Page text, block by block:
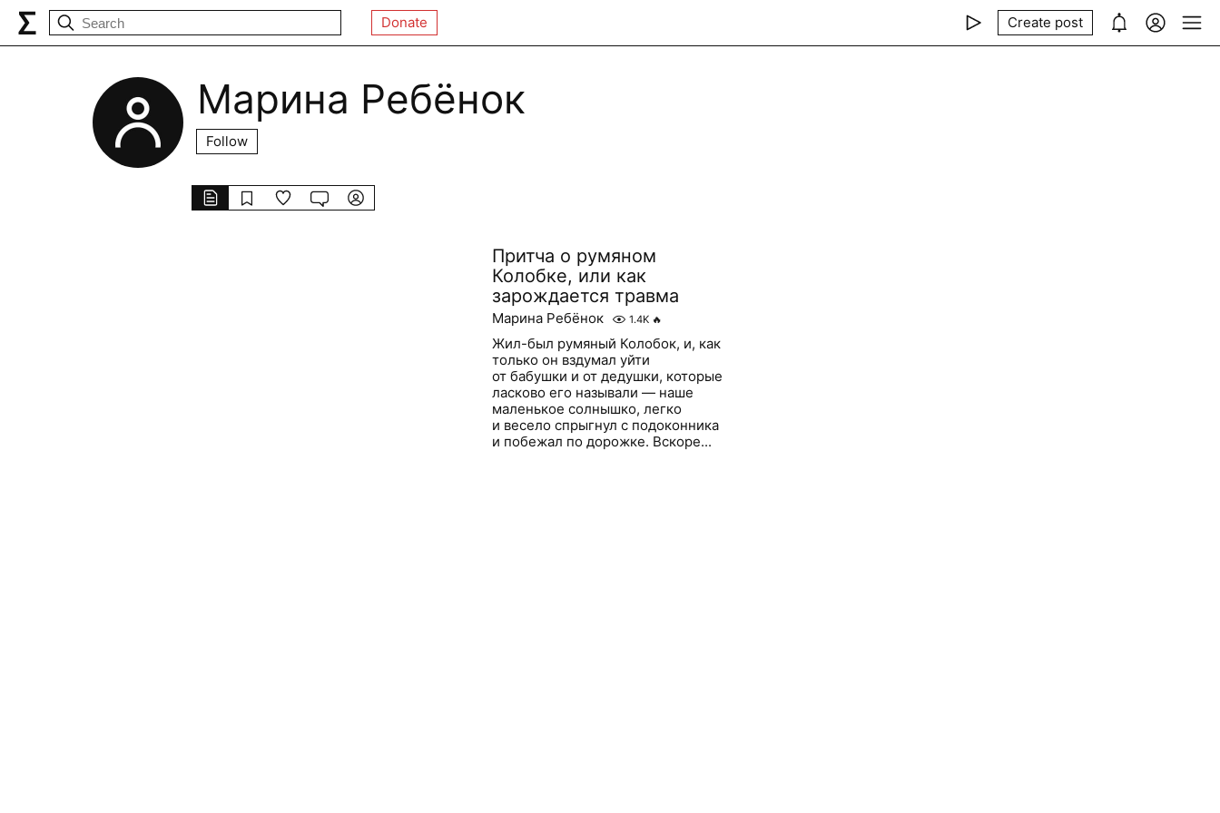
Donate Create post
Марина Ребёнок
Follow
Притча о румяном
Колобке, или как
зарождается травма
Марина Ребёнок 1.4K 🔥
Жил-был румяный Колобок, и, как
только он вздумал уйти
от бабушки и от дедушки, которые
ласково его называли — наше
маленькое солнышко, легко
и весело спрыгнул с подоконника
и побежал по дорожке. Вскоре...